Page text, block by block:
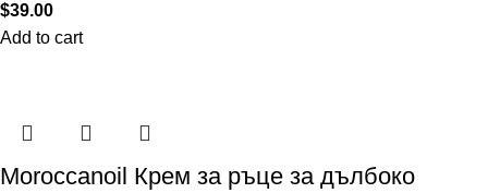
$39.00
Add to cart
Moroccanoil Крем за ръце за дълбоко